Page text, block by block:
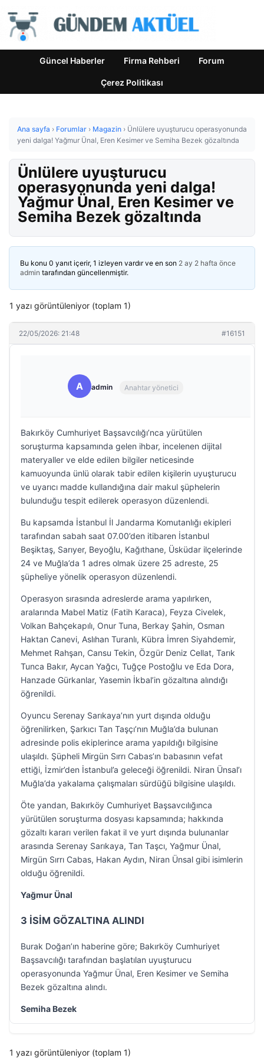
Güncel Haberler Firma Rehberi Forum
Çerez Politikası
Ana sayfa › Forumlar › Magazin › Ünlülere uyuşturucu operasyonunda
yeni dalga! Yağmur Ünal, Eren Kesimer ve Semiha Bezek gözaltında
Ünlülere uyuşturucu
operasyonunda yeni dalga!
Yağmur Ünal, Eren Kesimer ve
Semiha Bezek gözaltında
Bu konu 0 yanıt içerir, 1 izleyen vardır ve en son 2 ay 2 hafta önce
admin tarafından güncellenmiştir.
1 yazı görüntüleniyor (toplam 1)
22/05/2026: 21:48 #16151
A admin Anahtar yönetici
Bakırköy Cumhuriyet Başsavcılığı’nca yürütülen
soruşturma kapsamında gelen ihbar, incelenen dijital
materyaller ve elde edilen bilgiler neticesinde
kamuoyunda ünlü olarak tabir edilen kişilerin uyuşturucu
ve uyarıcı madde kullandığına dair makul şüphelerin
bulunduğu tespit edilerek operasyon düzenlendi.
Bu kapsamda İstanbul İl Jandarma Komutanlığı ekipleri
tarafından sabah saat 07.00’den itibaren İstanbul
Beşiktaş, Sarıyer, Beyoğlu, Kağıthane, Üsküdar ilçelerinde
24 ve Muğla’da 1 adres olmak üzere 25 adreste, 25
şüpheliye yönelik operasyon düzenlendi.
Operasyon sırasında adreslerde arama yapılırken,
aralarında Mabel Matiz (Fatih Karaca), Feyza Civelek,
Volkan Bahçekapılı, Onur Tuna, Berkay Şahin, Osman
Haktan Canevi, Aslıhan Turanlı, Kübra İmren Siyahdemir,
Mehmet Rahşan, Cansu Tekin, Özgür Deniz Cellat, Tarık
Tunca Bakır, Aycan Yağcı, Tuğçe Postoğlu ve Eda Dora,
Hanzade Gürkanlar, Yasemin İkbal’in gözaltına alındığı
öğrenildi.
Oyuncu Serenay Sarıkaya’nın yurt dışında olduğu
öğrenilirken, Şarkıcı Tan Taşçı’nın Muğla’da bulunan
adresinde polis ekiplerince arama yapıldığı bilgisine
ulaşıldı. Şüpheli Mirgün Sırrı Cabas’ın babasının vefat
ettiği, İzmir’den İstanbul’a geleceği öğrenildi. Niran Ünsal’ı
Muğla’da yakalama çalışmaları sürdüğü bilgisine ulaşıldı.
Öte yandan, Bakırköy Cumhuriyet Başsavcılığınca
yürütülen soruşturma dosyası kapsamında; hakkında
gözaltı kararı verilen fakat il ve yurt dışında bulunanlar
arasında Serenay Sarıkaya, Tan Taşcı, Yağmur Ünal,
Mirgün Sırrı Cabas, Hakan Aydın, Niran Ünsal gibi isimlerin
olduğu öğrenildi.
Yağmur Ünal
3 İSİM GÖZALTINA ALINDI
Burak Doğan’ın haberine göre; Bakırköy Cumhuriyet
Başsavcılığı tarafından başlatılan uyuşturucu
operasyonunda Yağmur Ünal, Eren Kesimer ve Semiha
Bezek gözaltına alındı.
Semiha Bezek
1 yazı görüntüleniyor (toplam 1)